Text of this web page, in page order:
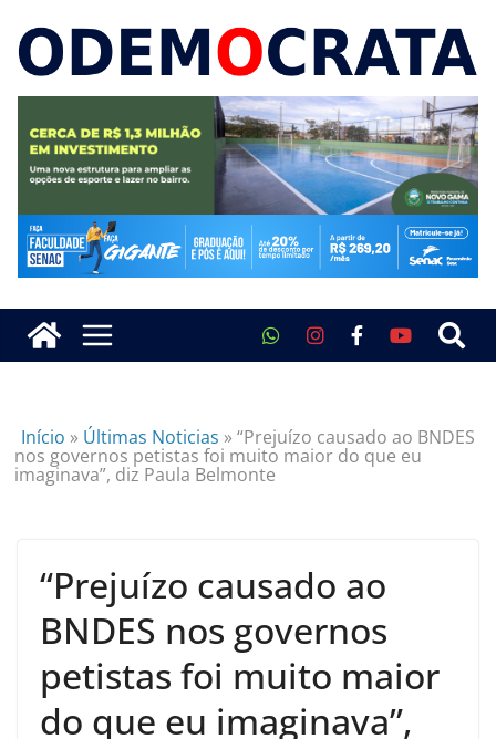
Início » Últimas Noticias »“Prejuízo causado ao BNDES
nos governos petistas foi muito maior do que eu
imaginava”, diz Paula Belmonte
“Prejuízo causado ao
BNDES nos governos
petistas foi muito maior
do que eu imaginava”,